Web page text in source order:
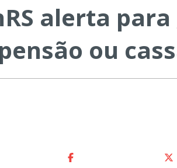
alerta
ou